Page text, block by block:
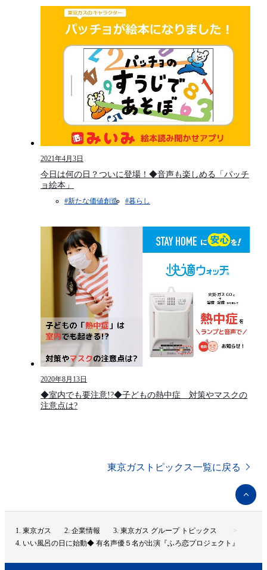
2021年4月3日
今日は何の日？ついに登場！◆音声も楽しめる「パッチ
ョ絵本」
#新たな価値創造 #暮らし
2020年8月13日
◆室内でも要注意!?◆子どもの熱中症 対策やマスクの
注意点は?
東京ガストピックス一覧に戻る
ペ
ー
ジ
へ
東京ガス 企業情報
東京ガス グループ トピックス
いい風呂の日に始動◆ 有名声優５名が出演『ふろ恋プロジェクト』